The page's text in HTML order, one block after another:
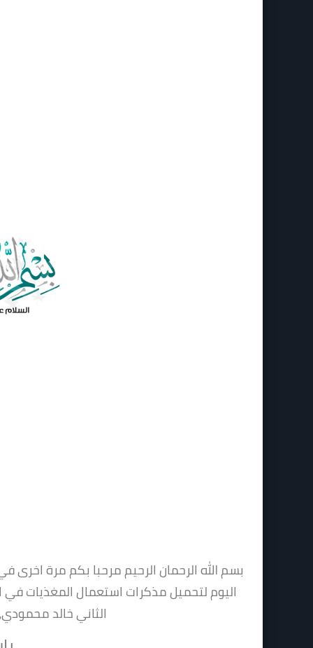
بسم الله الرحمان الرحيم مرحبا بكم مرة
اليوم لتحميلمذكرات استعمال المغذيات في
الثاني خالد محمودي